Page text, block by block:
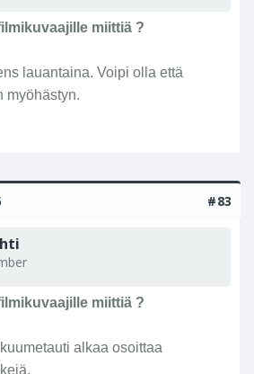
miittiä ?
lauantaina. Voipi olla että
myöhästyn.
#83
miittiä ?
alkaa osoittaa